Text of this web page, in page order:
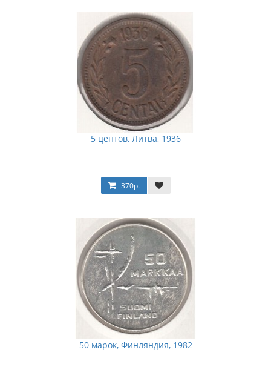
5 центов, Литва, 1936
370р.
50 марок, Финляндия, 1982